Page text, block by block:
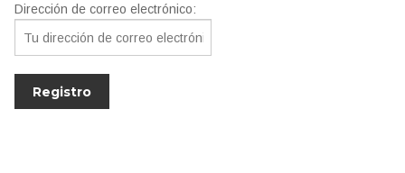
Dirección de correo electrónico: